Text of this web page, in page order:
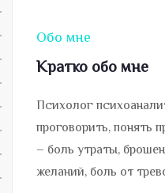
Обо мне
Кратко обо мне
Психолог
проговорить, понять
– боль утраты,
желаний, боль от